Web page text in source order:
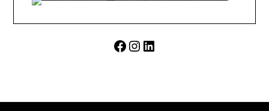
Facebook
Instagram
LinkedIn